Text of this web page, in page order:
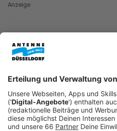
Anzeige
Jarzombek sprach im
von einer komplizierten Lage.
Anzeige